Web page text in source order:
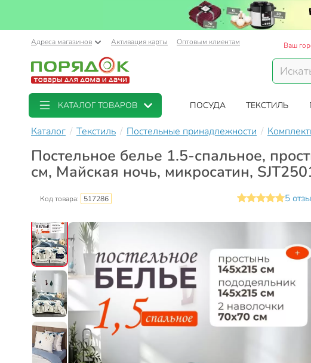
Адреса магазинов Активация карты Оптовым клиентам Ваш
КАТАЛОГ ТОВАРОВ ПОСУДА ТЕКСТИЛЬ
Каталог Текстиль Постельные принадлежности
Постельное белье 1.5-спальное,
см, Майская ночь, микросатин,
Код товара: 517286 5